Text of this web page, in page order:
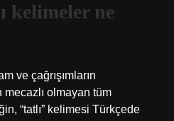
kelimeler ne
ve çağrışımların
olmayan tüm
“tatlı” kelimesi Türkçede